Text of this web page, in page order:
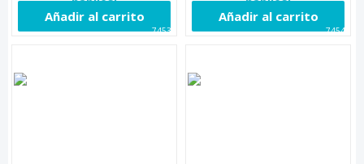
Añadir al carrito
74538
Añadir al carrito
74544